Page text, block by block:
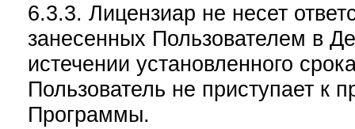
6.3.3. Лицензиар не несет
занесенных Пользователем в
истечении установленного
Пользователь не приступает к
Программы.